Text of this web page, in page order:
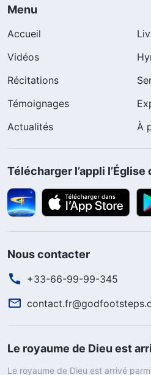
Menu
Accueil
Vidéos
Récitations
Témoignages
Actualités
À
Télécharger l’appli
Nous contacter
+33-66-99-99-345
Le royaume de Dieu est
Le royaume de Dieu est arrivé